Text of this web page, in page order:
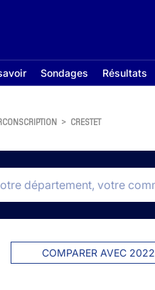
Sondages Résultats
> CRESTET
COMPARER AVEC 2022